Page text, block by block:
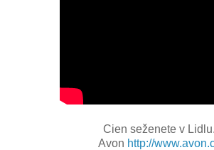
Cien seženete v Lidlu.
Avon http://